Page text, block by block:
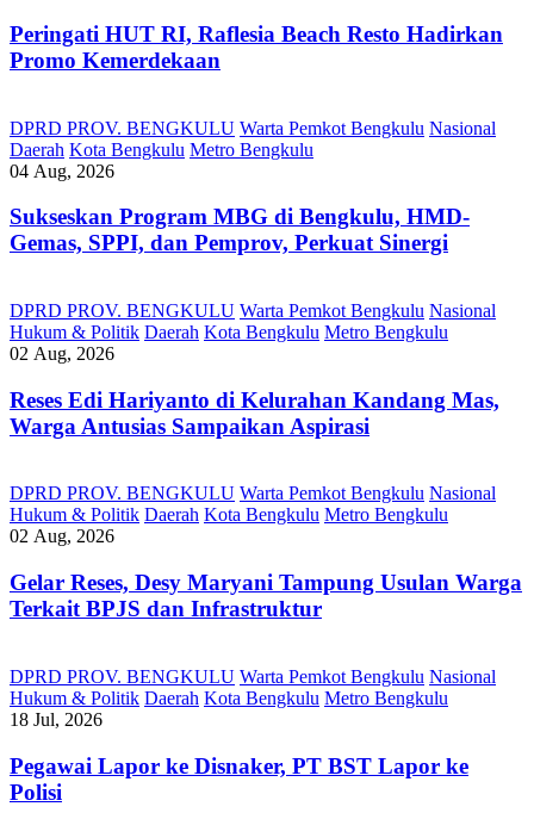
Peringati HUT RI, ‎Raflesia Beach Resto Hadirkan
Promo Kemerdekaan
DPRD PROV. BENGKULU Warta Pemkot Bengkulu Nasional
Daerah Kota Bengkulu Metro Bengkulu
04 Aug, 2026
Sukseskan Program MBG di Bengkulu, HMD-
Gemas, SPPI, dan Pemprov, Perkuat Sinergi
DPRD PROV. BENGKULU Warta Pemkot Bengkulu Nasional
Hukum & Politik Daerah Kota Bengkulu Metro Bengkulu
02 Aug, 2026
Reses Edi Hariyanto di Kelurahan Kandang Mas,
Warga Antusias Sampaikan Aspirasi
DPRD PROV. BENGKULU Warta Pemkot Bengkulu Nasional
Hukum & Politik Daerah Kota Bengkulu Metro Bengkulu
02 Aug, 2026
Gelar Reses, Desy Maryani Tampung Usulan Warga
Terkait BPJS dan Infrastruktur
DPRD PROV. BENGKULU Warta Pemkot Bengkulu Nasional
Hukum & Politik Daerah Kota Bengkulu Metro Bengkulu
18 Jul, 2026
Pegawai Lapor ke Disnaker, PT BST Lapor ke
Polisi